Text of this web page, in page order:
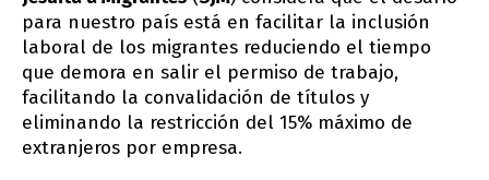
para nuestro país está en facilitar la inclusión
laboral de los migrantes reduciendo el tiempo
que demora en salir el permiso de trabajo,
facilitando la convalidación de títulos y
eliminando la restricción del 15% máximo de
extranjeros por empresa.